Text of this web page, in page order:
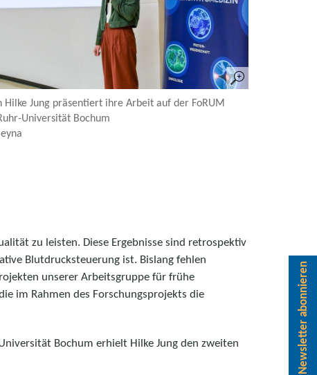
Hilke Jung präsentiert ihre Arbeit auf der FoRUM
Universität Bochum
zu leisten. Diese Ergebnisse sind retrospektiv
Blutdrucksteuerung ist. Bislang fehlen
unserer Arbeitsgruppe für frühe
im Rahmen des Forschungsprojekts die
Bochum erhielt Hilke Jung den zweiten
Newsletter abonnieren